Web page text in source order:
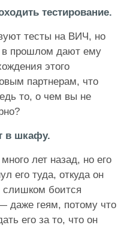
тестирование.
тесты на ВИЧ, но
в прошлом дают ему
этого
партнерам, что
то, о чем вы не
в шкафу.
лет назад, но его
его туда, откуда он
боится
даже геям, потому что
его за то, что он